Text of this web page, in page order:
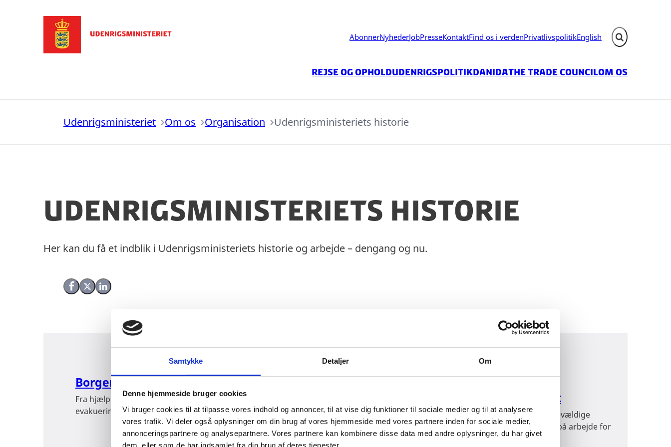
Samtykke Detaljer Om
Denne hjemmeside bruger cookies
Vi bruger cookies til at tilpasse vores indhold og annoncer, til at vise dig funktioner til sociale medier og til at analysere
vores trafik. Vi deler også oplysninger om din brug af vores hjemmeside med vores partnere inden for sociale medier,
annonceringspartnere og analysepartnere. Vores partnere kan kombinere disse data med andre oplysninger, du har givet
dem, eller som de har indsamlet fra din brug af deres tjenester.
AbonnerNyhederJobPresseKontaktFind os i verdenPrivatlivspolitikEnglish Fold søgefelt ud
Rejse og opholdUdenrigspolitikDanidaThe Trade CouncilOm os
Udenrigsministeriet Om os Organisation Udenrigsministeriets historie
Udenrigsministeriets historie
Del på Facebook
Del på X (Twitter)
Del på LinkedIn
Her kan du få et indblik i Udenrigsministeriets historie og arbejde – dengang og nu.
Borgerservice
Fra hjælp til kuldsejlede sømænd til
evakuering af strandede danskere.
Dansk udviklingsbistand
bæredygtig global udvikling.
Etableringen af
udenrigsministeriet
Fra mandeklub under den enevældige
konge til 2500 medarbejdere på arbejde for
Danmark.